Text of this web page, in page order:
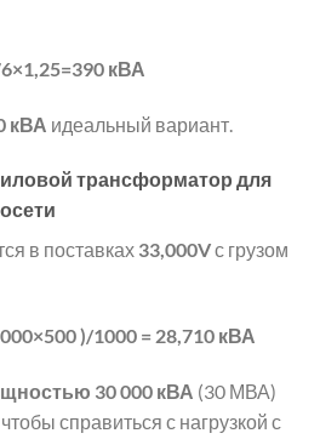
кВА
кВА идеальный вариант.
трансформатор для
в поставках 33,000Vс грузом
)/1000 = 28,710 кВА
30 000 кВА (30 МВА)
справиться с нагрузкой с